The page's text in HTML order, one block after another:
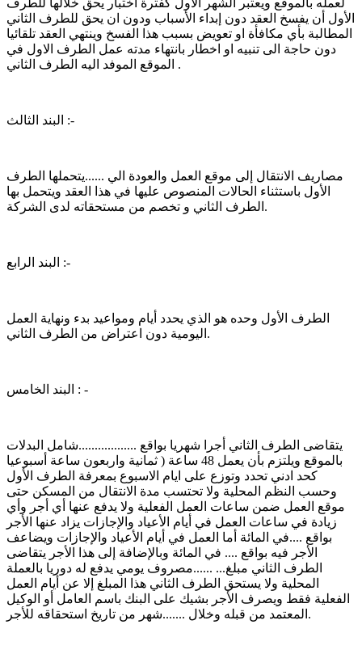
لعمله بالموقع ويعتبر الشهر الاول كفترة اختبار يحق خلالها للطرف
الأول أن يفسخ العقد دون إبداء الأسباب ودون ان يحق للطرف الثاني
المطالبة بأي مكافأة او تعويض بسبب هذا الفسخ وينتهي العقد تلقائيا
دون حاجة الى تنبيه او اخطار بانتهاء مدته عمل الطرف الاول في
الموقع الموفد اليه الطرف الثاني .
البند الثالث :-
مصاريف الانتقال إلى موقع العمل والعودة الي ......يتحملها الطرف
الأول باستثناء الحالات المنصوص عليها في هذا العقد ويتحمل بها
الطرف الثاني و تخصم من مستحقاته لدى الشركة.
البند الرابع :-
الطرف الأول وحده هو الذي يحدد أيام ومواعيد بدء ونهاية العمل
اليومية دون اعتراض من الطرف الثاني.
البند الخامس : -
يتقاضى الطرف الثاني أجرا شهريا بواقع ..................شامل البدلات
بالموقع ويلتزم بأن يعمل 48 ساعة ( ثمانية واربعون ساعة أسبوعيا
كحد ادني تحدد وتوزع على ايام الاسبوع بمعرفة الطرف الأول
وحسب النظم المحلية ولا تحتسب مدة الانتقال من المسكن حتى
موقع العمل ضمن ساعات العمل الفعلية ولا يدفع عنها أي أجر وأي
زيادة في ساعات العمل في أيام الأعياد والإجازات يزاد عنها الأجر
بواقع ....في المائة أما العمل في أيام الأعياد والإجازات ويضاعف
الأجر فيه بواقع .... في المائة وبالإضافة إلى هذا الأجر يتقاضى
الطرف الثاني مبلغ... ......مصروف يومي يدفع له دوريا بالعملة
المحلية ولا يستحق الطرف الثاني هذا المبلغ إلا عن أيام العمل
الفعلية فقط ويصرف الأجر بشيك على البنك باسم العامل أو الوكيل
المعتمد من قبله وخلال .......شهر من تاريخ استحقاقه للأجر.